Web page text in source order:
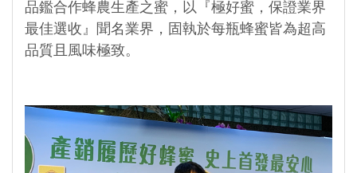
品鑑合作蜂農生產之蜜，以『極好蜜，保證業界
最佳選收』聞名業界，固執於每瓶蜂蜜皆為超高
品質且風味極致。